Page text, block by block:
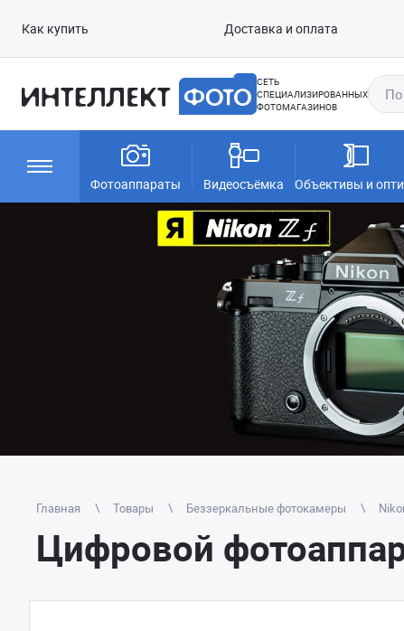
Как купить Доставка и оплата
СЕТЬ
СПЕЦИАЛИЗИРОВАННЫХ
ФОТОМАГАЗИНОВ
Фотоаппараты Видеосъёмка Объективы и
Главная Товары Беззеркальные фотокамеры
Цифровой